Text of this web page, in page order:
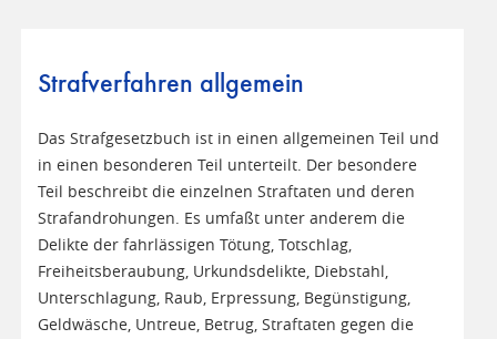
Strafverfahren allgemein
Das Strafgesetzbuch ist in einen allgemeinen Teil und
in einen besonderen Teil unterteilt. Der besondere
Teil beschreibt die einzelnen Straftaten und deren
Strafandrohungen. Es umfaßt unter anderem die
Delikte der fahrlässigen Tötung, Totschlag,
Freiheitsberaubung, Urkundsdelikte, Diebstahl,
Unterschlagung, Raub, Erpressung, Begünstigung,
Geldwäsche, Untreue, Betrug, Straftaten gegen die